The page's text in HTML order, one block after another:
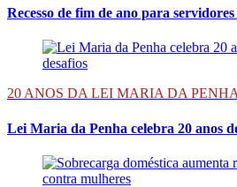
Recesso de fim de ano para
20 ANOS DA LEI MARIA DA PENHA
Lei Maria da Penha celebra 20 anos